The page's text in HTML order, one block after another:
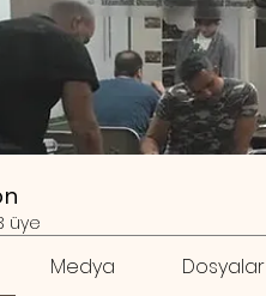
üye
Medya Dosyalar